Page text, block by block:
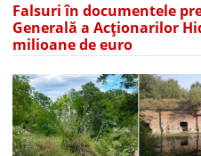
Falsuri în documentele
Generală a Acționarilor
milioane de euro